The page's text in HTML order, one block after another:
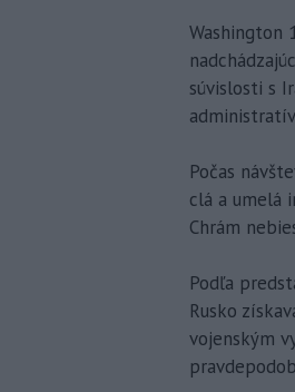
Washington
súvislosti s
Počas
clá a umelá
Chrám
Podľa
Rusko
vojenským